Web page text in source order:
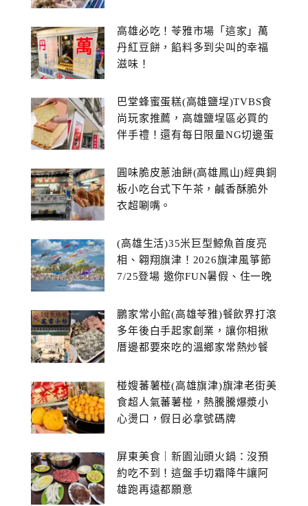
高雄必吃！苓雅市場「這家」萬
丹紅豆餅，餡料多到尖叫的幸福
滋味！
巴堂蜂蜜蛋糕(高雄鹽埕)TVBS食
尚玩家推薦，高雄鹽埕區必買的
伴手禮！還有每日限量NG切邊蛋
圓味脆皮蔥油餅(高雄鳳山)經典銅
板小吃台式下午茶，鹹香酥脆外
衣超唰嘴。
(高雄生活)35米巨型鯨魚首度亮
相、翱翔旗津！2026旗津風箏節
7/25登場 邀你FUN暑假、住一晚
鵬家常小館(高雄苓雅)餐飲界打滾
多年後白手起家創業，讓你相揪
厝邊都要來吃的溫鄉家常熱炒餐
椪嫂蕃薯椪(高雄旗津)旗津老街美
食超人氣蕃薯椪，熱騰騰爆漿小
心燙口，假日必拿號碼牌
屏東美食｜新園汕頭火鍋：沒預
約吃不到！這盤手切霜降牛讓阿
雄跑再遠都願意